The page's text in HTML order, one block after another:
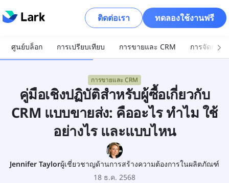
ติดต่อเรา ทดลองใช้งานฟรี
ศูนย์บล็อก การเปรียบเทียบ การขายและ CRM การจัดการ
การขายและ CRM
คู่มือเชิงปฏิบัติสำหรับผู้ซื้อเกี่ยวกับ
CRM แบบขายส่ง: คืออะไร ทำไม ใช้
อย่างไร และแบบไหน
Jennifer Taylorผู้เชี่ยวชาญด้านการสร้างความต้องการในผลิตภัณฑ์
18 ธ.ค. 2568